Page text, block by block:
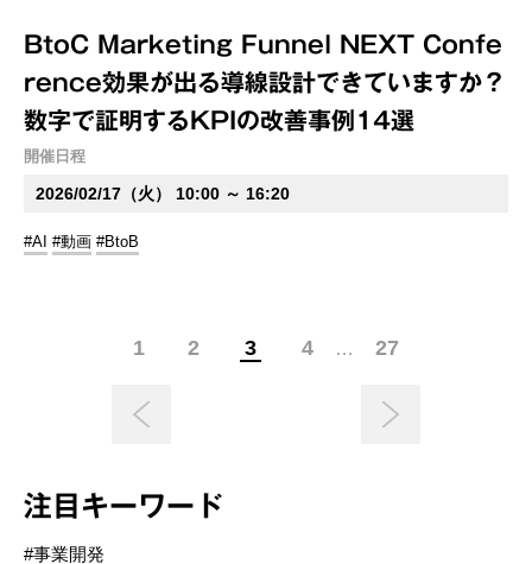
BtoC Marketing Funnel NEXT Confe
rence効果が出る導線設計できていますか？
数字で証明するKPIの改善事例14選
開催日程
2026/02/17（火） 10:00 ～ 16:20
#AI #動画 #BtoB
1 2 3 4 … 27
注目キーワード
#事業開発